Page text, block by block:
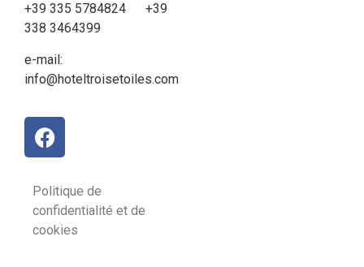
+39 335 5784824 +39
338 3464399
e-mail:
info@hoteltroisetoiles.com
Politique de
confidentialité et de
cookies